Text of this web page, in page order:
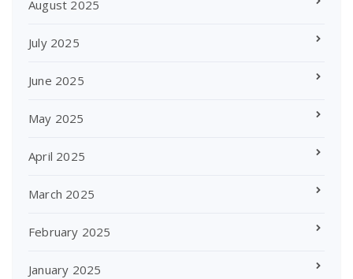
August 2025
July 2025
June 2025
May 2025
April 2025
March 2025
February 2025
January 2025